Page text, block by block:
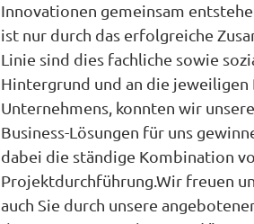
Innovationen gemeinsam
ist nur durch das erfolgreiche
Linie sind dies fachliche sowie
Hintergrund und an die jeweiligen
Unternehmens, konnten wir
Business-Lösungen für uns
dabei die ständige Kombination
Projektdurchführung.Wir freuen
auch Sie durch unsere